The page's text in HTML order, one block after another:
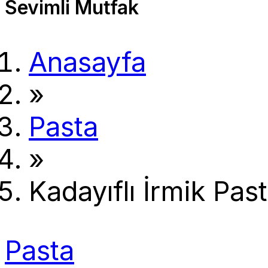
Sevimli Mutfak
Anasayfa
»
Pasta
»
Kadayıflı İrmik
Pasta